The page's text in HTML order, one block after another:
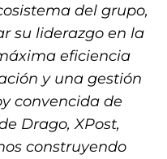
del grupo,
su liderazgo en la
eficiencia
y una gestión
convencida de
Drago, XPost,
construyendo